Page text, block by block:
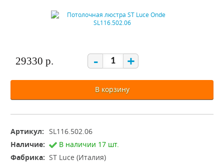
29330 р. - +
В корзину
Артикул: SL116.502.06
Наличие:
В наличии 17 шт.
Фабрика: ST Luce (Италия)